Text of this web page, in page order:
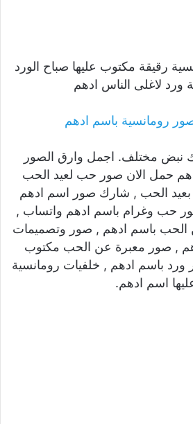
رقيقة مكتوب عليها صباح الورد
ورد لاغلى الناس ادهم
رومانسية باسم ادهم
نبض مختلف. اجمل وارق الصور
حمل الان صور حب لعيد الحب
بعيد الحب , شارك صور اسم ادهم
حب وغرام باسم ادهم واتساب ,
باسم ادهم , صور وتصميمات
, صور معبرة عن الحب مكتوب
ورد باسم ادهم , خلفيات رومانسية
اسم ادهم.